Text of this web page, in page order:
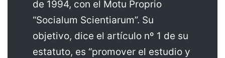
de 1994, con el Motu Proprio
“Socialum Scientiarum”. Su
objetivo, dice el artículo nº 1 de su
estatuto, es “promover el estudio y